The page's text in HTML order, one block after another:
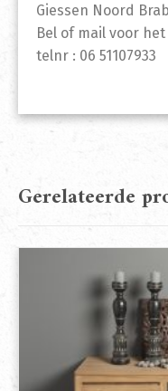
Giessen Noord
Bel of mail voor
telnr : 06 51107933
Gerelateerde